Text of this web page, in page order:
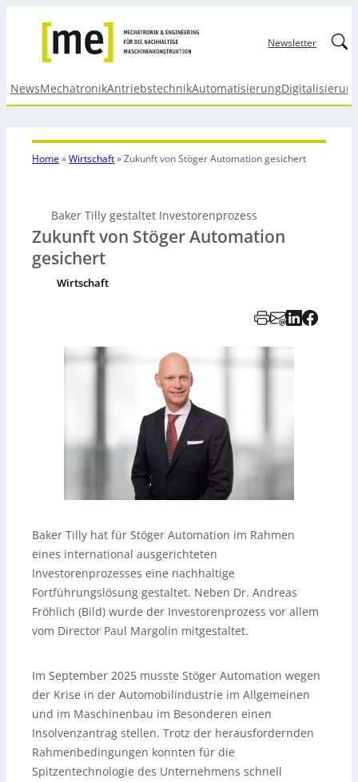
Newsletter
NewsMechatronikAntriebstechnikAutomatisierung
Home»Wirtschaft»Zukunft von Stöger Automation gesichert
Baker Tilly gestaltet Investorenprozess
Zukunft von Stöger Automation
gesichert
Wirtschaft
Baker Tilly hat für Stöger Automation im Rahmen
eines international ausgerichteten
Investorenprozesses eine nachhaltige
Fortführungslösung gestaltet. Neben Dr. Andreas
Fröhlich (Bild) wurde der Investorenprozess vor allem
vom Director Paul Margolin mitgestaltet.
Im September 2025 musste Stöger Automation wegen
der Krise in der Automobilindustrie im Allgemeinen
und im Maschinenbau im Besonderen einen
Insolvenzantrag stellen. Trotz der herausfordernden
Rahmenbedingungen konnten für die
Spitzentechnologie des Unternehmens schnell